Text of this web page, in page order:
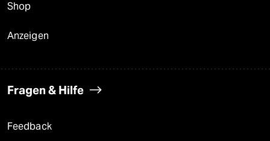
Shop
Anzeigen
Fragen & Hilfe
Feedback